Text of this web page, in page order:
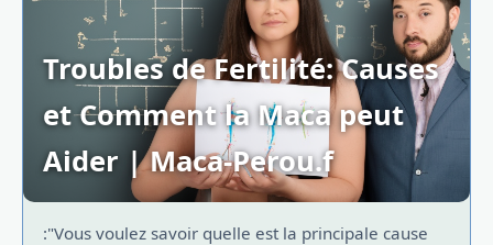
Troubles de Fertilité: Causes
et Comment la Maca peut
Aider | Maca-Perou.f
:"Vous voulez savoir quelle est la principale cause